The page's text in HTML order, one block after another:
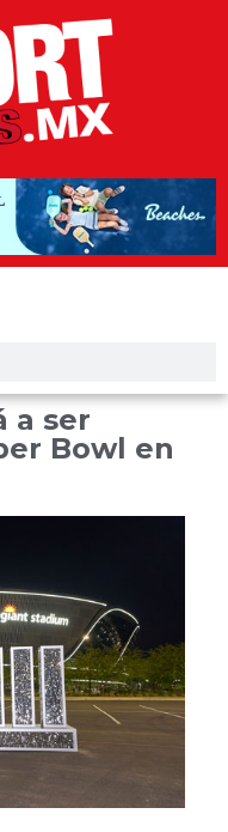
a ser
Bowl en